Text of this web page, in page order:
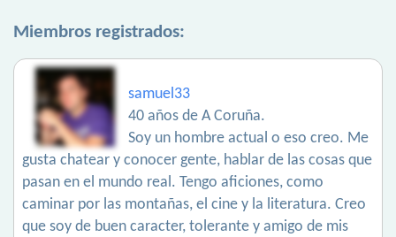
Miembros registrados:
samuel33
40 años de A Coruña.
Soy un hombre actual o eso creo. Me
gusta chatear y conocer gente, hablar de las cosas que
pasan en el mundo real. Tengo aficiones, como
caminar por las montañas, el cine y la literatura. Creo
que soy de buen caracter, tolerante y amigo de mis